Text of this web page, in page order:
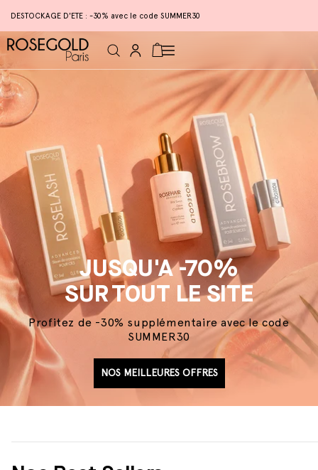
DESTOCKAGE D'ETE : -30% avec le code SUMMER30
ConnexionPanier
JUSQU'A -70%
SUR TOUT LE SITE
Profitez de -30% supplémentaire avec le code
SUMMER30
NOS MEILLEURES OFFRES